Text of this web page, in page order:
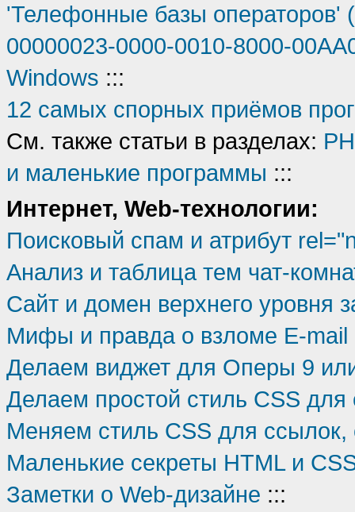
'Телефонные базы операторов'
00000023-0000-0010-8000-
Windows :::
12 самых спорных приёмов
См. также статьи в разделах:
и маленькие программы :::
Интернет, Web-технологии:
Поисковый спам и атрибут
Анализ и таблица тем чат-
Сайт и домен верхнего уровня
Мифы и правда о взломе E-mail
Делаем виджет для Оперы 9
Делаем простой стиль CSS для
Меняем стиль CSS для
Маленькие секреты HTML и
Заметки о Web-дизайне :::